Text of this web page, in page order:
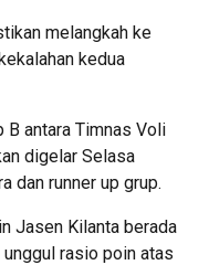
melangkah ke
kedua
B antara Timnas Voli
digelar Selasa
dan runner up grup.
Jasen Kilanta berada
rasio poin atas